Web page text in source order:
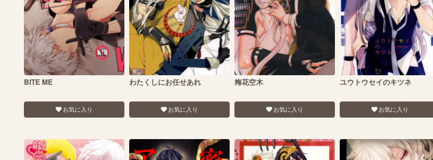
BITE ME
お気に入り
わたくしにお任せあれ
お気に入り
梅花空木
お気に入り
ユウトウセイのキツネ
お気に入り